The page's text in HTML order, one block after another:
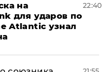
на
для ударов по
Atlantic узнал
22:40